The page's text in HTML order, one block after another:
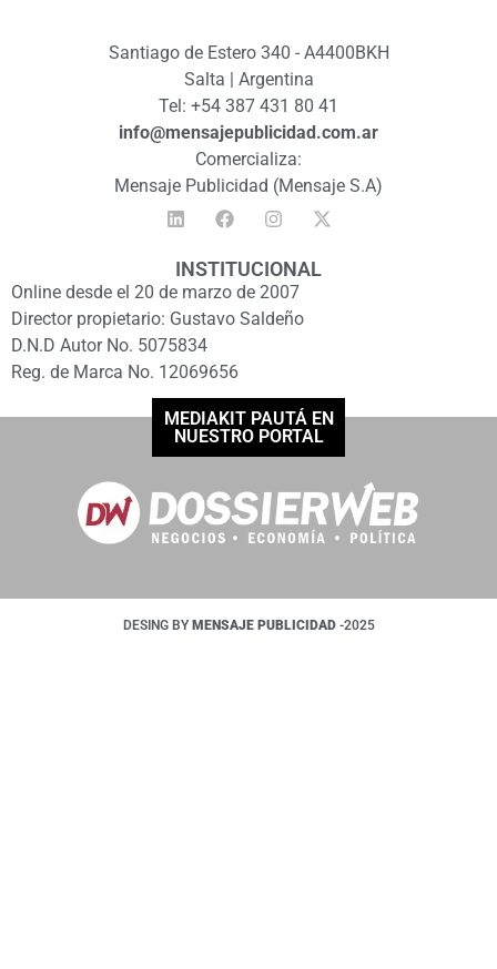
Santiago de Estero 340 - A4400BKH
Salta | Argentina
Tel: +54 387 431 80 41
info@mensajepublicidad.com.ar
Comercializa:
Mensaje Publicidad (Mensaje S.A)
INSTITUCIONAL
Online desde el 20 de marzo de 2007
Director propietario: Gustavo Saldeño
D.N.D Autor No. 5075834
Reg. de Marca No. 12069656
MEDIAKIT PAUTÁ EN
NUESTRO PORTAL
DESING BY MENSAJE PUBLICIDAD -2025